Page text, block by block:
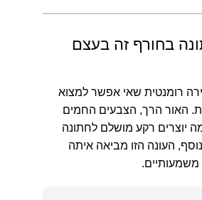
בחורף זה בעצם
רומנטית שאי אפשר למצוא
האור הרך, הצבעים החמים
יוצרים רקע מושלם לחתונה
העונה הזו מביאה איתה
משמעותיים.